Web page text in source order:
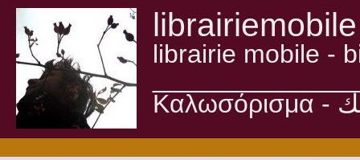
librairiemobile
librairie mobile -